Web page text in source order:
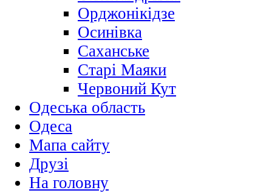
Орджонікідзе
Осинівка
Саханське
Старі Маяки
Червоний Кут
Одеська область
Одеса
Мапа сайту
Друзі
На головну